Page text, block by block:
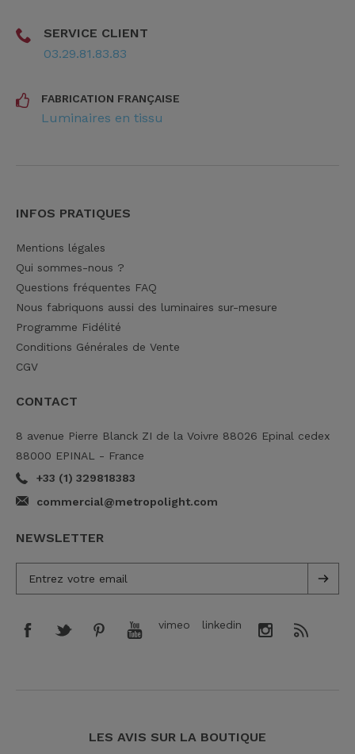
SERVICE CLIENT
03.29.81.83.83
FABRICATION FRANÇAISE
Luminaires en tissu
INFOS PRATIQUES
Mentions légales
Qui sommes-nous ?
Questions fréquentes FAQ
Nous fabriquons aussi des luminaires sur-mesure
Programme Fidélité
Conditions Générales de Vente
CGV
CONTACT
8 avenue Pierre Blanck ZI de la Voivre 88026 Epinal cedex
88000 EPINAL - France
+33 (1) 329818383
commercial@metropolight.com
NEWSLETTER
vimeo linkedin
LES AVIS SUR LA BOUTIQUE